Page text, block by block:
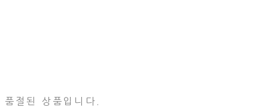
품절된 상품입니다.